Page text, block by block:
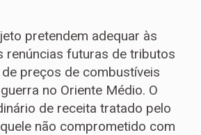
pretendem adequar às
renúncias futuras de tributos
preços de combustíveis
no Oriente Médio. O
de receita tratado pelo
não comprometido com